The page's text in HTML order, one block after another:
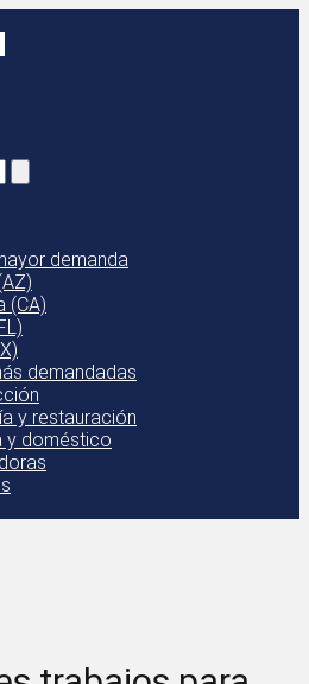
demanda
(CA)
demandadas
y restauración
y doméstico